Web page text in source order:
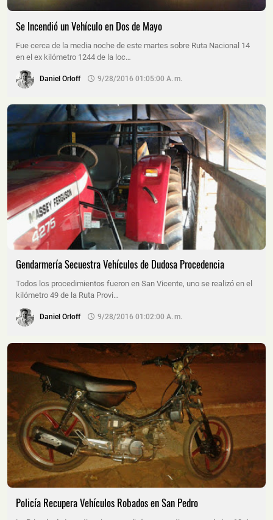
Se Incendió un Vehículo en Dos de Mayo
Fue cerca de la media noche de este martes sobre Ruta Nacional 14
en el ex kilómetro 1244 de la loc…
Daniel Orloff 9/28/2016 01:05:00 A. M.
Gendarmería Secuestra Vehículos de Dudosa Procedencia
Todos los procedimientos fueron en San Vicente, uno se realizó en el
kilómetro 49 de la Ruta Provi…
Daniel Orloff 9/28/2016 01:02:00 A. M.
Policía Recupera Vehículos Robados en San Pedro